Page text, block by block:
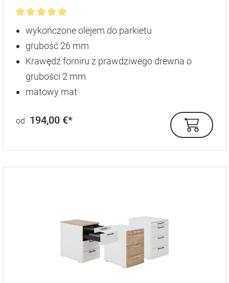
Średnia ocena 4.9 z 5 gwiazdek
wykończone olejem do parkietu
grubość 26 mm
Krawędź forniru z prawdziwego drewna o
grubości 2 mm
matowy mat
od 194,00 €*